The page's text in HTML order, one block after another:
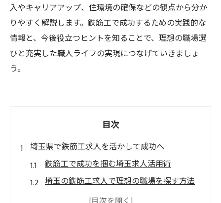
入やキャリアアップ、住環境の確保などの観点から分か
りやすく解説します。鉄筋工で成功するための実践的な
情報と、今後役立つヒントを知ることで、理想の職場選
びと充実した職人ライフの実現につなげていきましょ
う。
目次
埼玉県で鉄筋工求人を活かして成功へ
鉄筋工で成功を掴む埼玉求人活用術
埼玉の鉄筋工求人で理想の職場を探す方法
鉄筋工で成功するための求人選びの極意